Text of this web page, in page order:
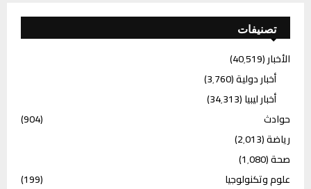
تصنيفات
الأخبار(40٬519)
أخبار دولية(3٬760)
أخبار ليبيا(34٬313)
حوادث
(904)
رياضة(2٬013)
صحة(1٬080)
علوم وتكنولوجيا
(199)